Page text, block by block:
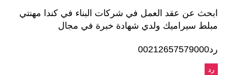
ابحث عن عقد العمل في شركات البناء في كندا مهنتي
مبلط سيراميك ولدي شهادة خبرة في مجال
رد00212657579000
رد